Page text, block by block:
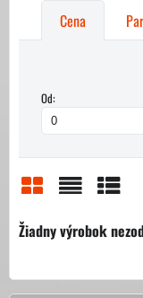
Cena
Od:
MriežkaZoznam